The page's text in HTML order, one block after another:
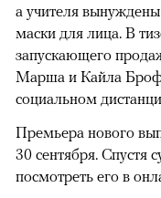
а учителя
маски для лица. В
запускающего
Марша и Кайла
социальном
Премьера нового
30 сентября. Спустя
посмотреть его в